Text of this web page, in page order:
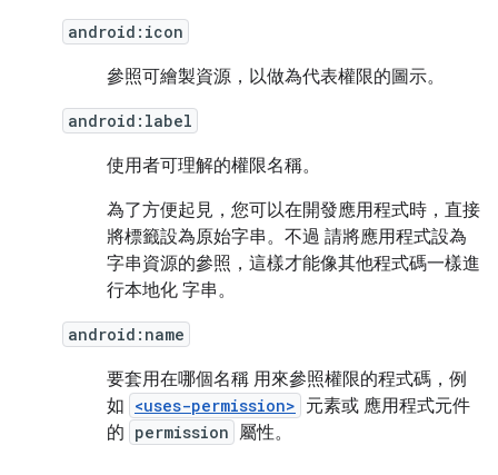
android:icon
參照可繪製資源，以做為代表權限的圖示。
android:label
使用者可理解的權限名稱。
為了方便起見，您可以在開發應用程式時，直接
將標籤設為原始字串。不過 請將應用程式設為
字串資源的參照，這樣才能像其他程式碼一樣進
行本地化 字串。
android:name
要套用在哪個名稱 用來參照權限的程式碼，例
如 <uses-permission> 元素或 應用程式元件
的 permission 屬性。